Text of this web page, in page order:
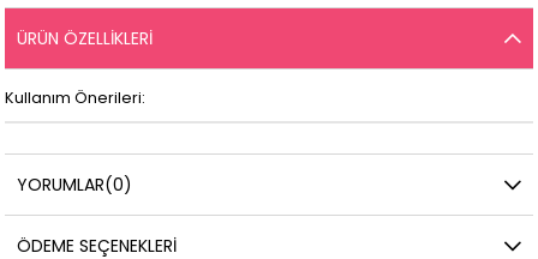
ÜRÜN ÖZELLIKLERI
Kullanım Önerileri:
YORUMLAR(0)
ÖDEME SEÇENEKLERI